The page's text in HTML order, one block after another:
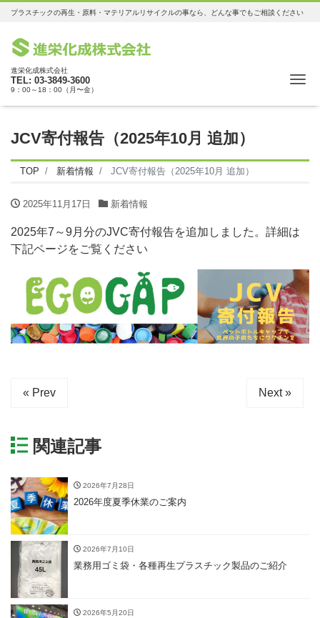
プラスチックの再生・原料・マテリアルリサイクルの事なら、どんな事でもご相談ください
進栄化成株式会社
TEL: 03-3849-3600
9：00～18：00（月〜金）
JCV寄付報告（2025年10月 追加）
TOP 新着情報 JCV寄付報告（2025年10月 追加）
2025年11月17日 新着情報
2025年7～9月分のJVC寄付報告を追加しました。詳細は
下記ページをご覧ください
« Prev Next »
関連記事
2026年7月28日
2026年度夏季休業のご案内
2026年7月10日
業務用ゴミ袋・各種再生プラスチック製品のご紹介
2026年5月20日